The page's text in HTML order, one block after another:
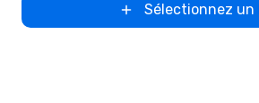
Sélectionnez un